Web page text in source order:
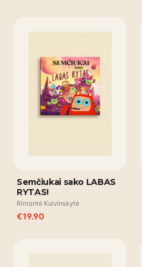
Semčiukai sako LABAS
RYTAS!
Rimantė Kulvinskytė
€19.90